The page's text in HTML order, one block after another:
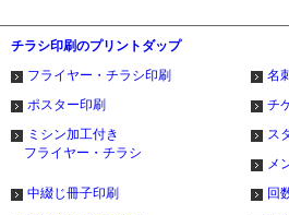
チラシ印刷のプリントダップ
フライヤー・チラシ印刷
ポスター印刷
ミシン加工付き
フライヤー・チラシ
中綴じ冊子印刷
名
チ
ス
メ
回